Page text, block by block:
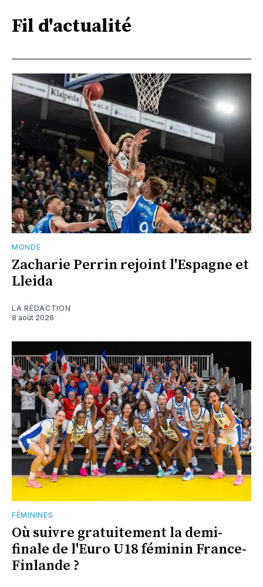
Fil d'actualité
MONDE
Zacharie Perrin rejoint l'Espagne et
Lleida
LA RÉDACTION
8 août 2026
FÉMININES
Où suivre gratuitement la demi-
finale de l'Euro U18 féminin France-
Finlande ?